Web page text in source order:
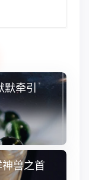
牵引
兽之首